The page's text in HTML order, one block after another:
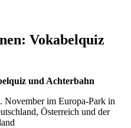
Vokabelquiz
und Achterbahn
November im Europa-Park in
Österreich und der